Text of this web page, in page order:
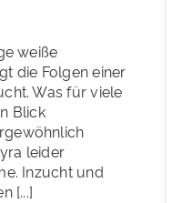
weiße
die Folgen einer
Was für viele
Blick
leider
Inzucht und
[...]